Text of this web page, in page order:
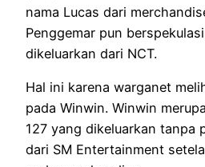
nama Lucas dari
Penggemar pun
dikeluarkan dari NCT.
Hal ini karena warganet
pada Winwin. Winwin
127 yang dikeluarkan tanpa
dari SM Entertainment